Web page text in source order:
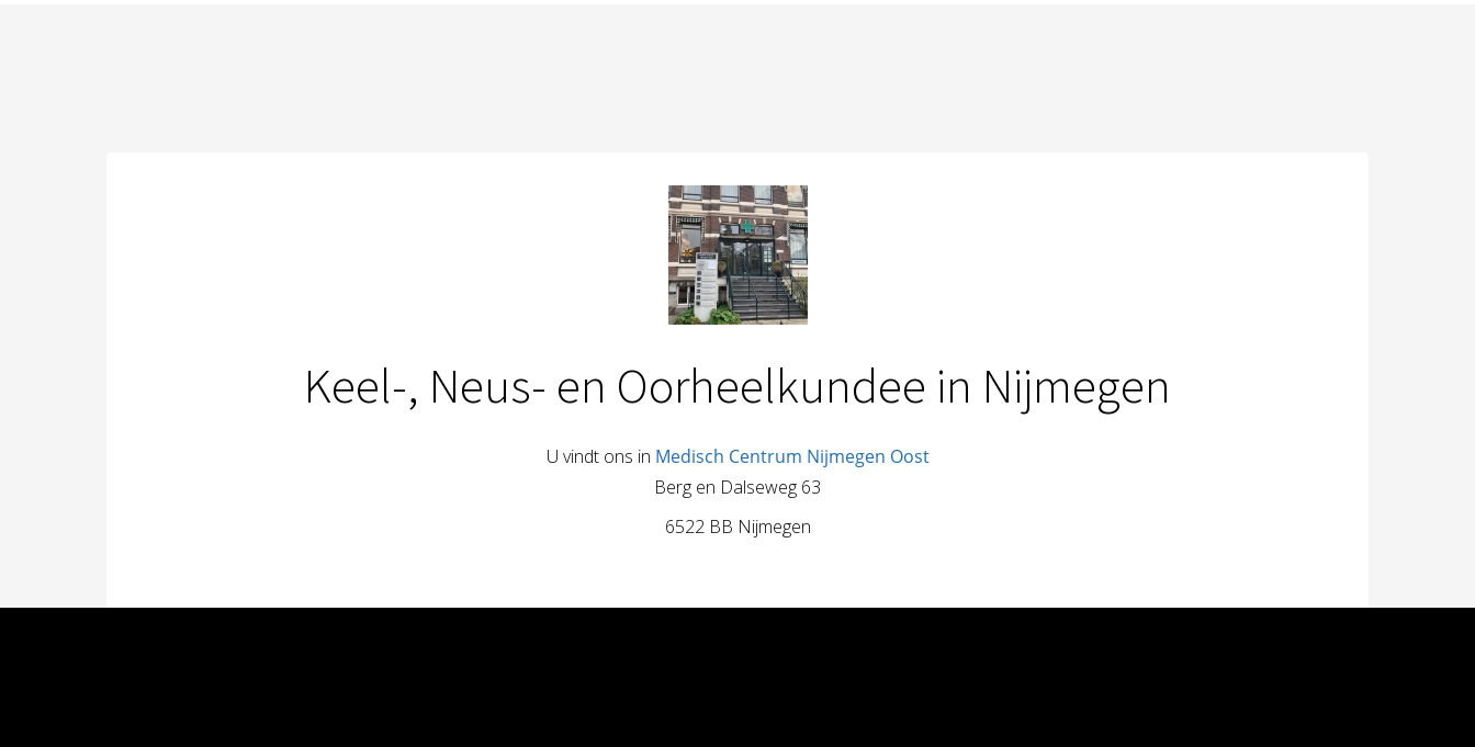
Keel-, Neus- en Oorheelkundee in Nijmegen
U vindt ons in Medisch Centrum Nijmegen Oost
Berg en Dalseweg 63
6522 BB Nijmegen